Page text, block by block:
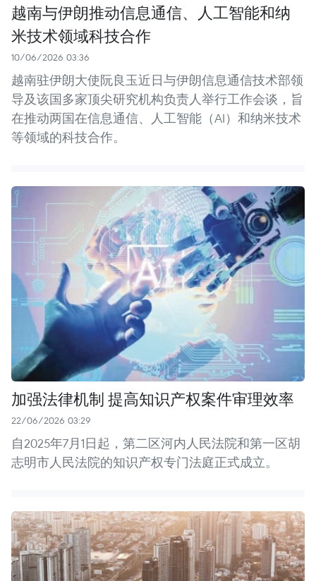
越南与伊朗推动信息通信、人工智能和纳
米技术领域科技合作
10/06/2026 03:36
越南驻伊朗大使阮良玉近日与伊朗信息通信技术部领
导及该国多家顶尖研究机构负责人举行工作会谈，旨
在推动两国在信息通信、人工智能（AI）和纳米技术
等领域的科技合作。
加强法律机制 提高知识产权案件审理效率
22/06/2026 03:29
自2025年7月1日起，第二区河内人民法院和第一区胡
志明市人民法院的知识产权专门法庭正式成立。